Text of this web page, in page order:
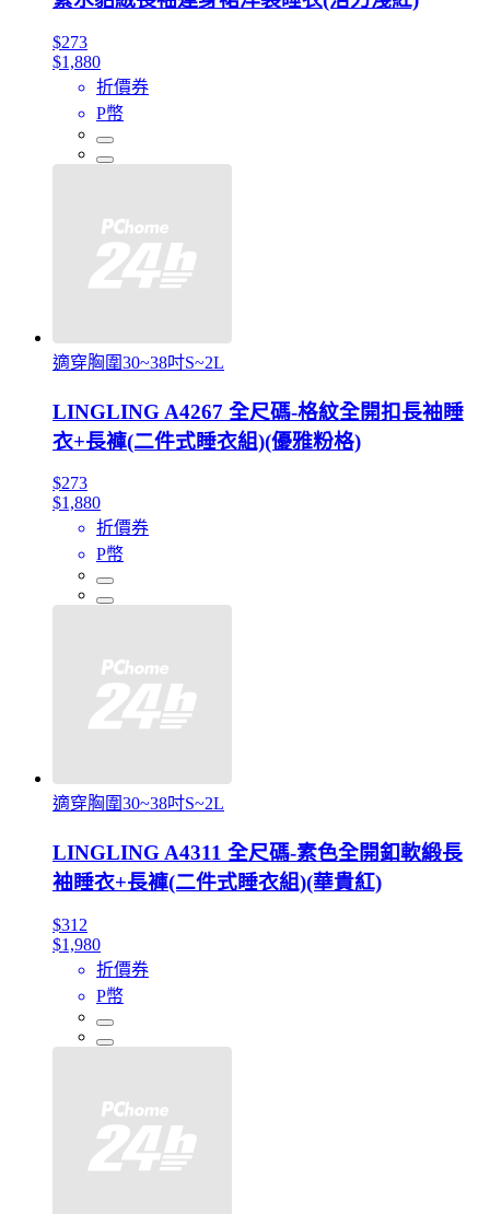
$273
$1,880
折價券
P幣
適穿胸圍30~38吋S~2L
LINGLING A4267 全尺碼-格紋全開扣長袖睡
衣+長褲(二件式睡衣組)(優雅粉格)
$273
$1,880
折價券
P幣
適穿胸圍30~38吋S~2L
LINGLING A4311 全尺碼-素色全開釦軟緞長
袖睡衣+長褲(二件式睡衣組)(華貴紅)
$312
$1,980
折價券
P幣